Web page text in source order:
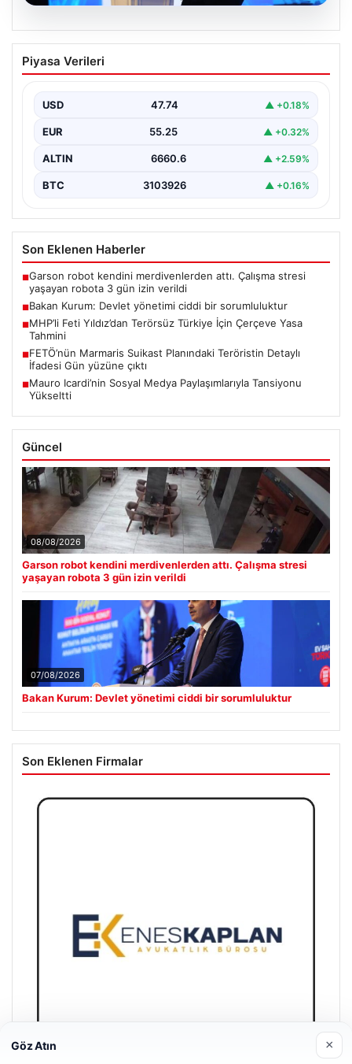
07.08.2026
Bakan Kurum: Devlet yönetimi ciddi bir
sorumluluktur
Kurum, Hatay’da düzenlenen sosyal konut projesi ve…
Piyasa Verileri
USD 47.74 ▲ +0.18%
EUR 55.25 ▲ +0.32%
ALTIN 6660.6 ▲ +2.59%
BTC 3103926 ▲ +0.16%
Son Eklenen Haberler
■Garson robot kendini merdivenlerden attı. Çalışma stresi
yaşayan robota 3 gün izin verildi
■Bakan Kurum: Devlet yönetimi ciddi bir sorumluluktur
■MHP’li Feti Yıldız’dan Terörsüz Türkiye İçin Çerçeve Yasa
Tahmini
■FETÖ’nün Marmaris Suikast Planındaki Teröristin Detaylı
İfadesi Gün yüzüne çıktı
■Mauro Icardi’nin Sosyal Medya Paylaşımlarıyla Tansiyonu
Yükseltti
Güncel
08/08/2026
Garson robot kendini merdivenlerden attı. Çalışma stresi
yaşayan robota 3 gün izin verildi
07/08/2026
Bakan Kurum: Devlet yönetimi ciddi bir sorumluluktur
Son Eklenen Firmalar
Göz Atın ×